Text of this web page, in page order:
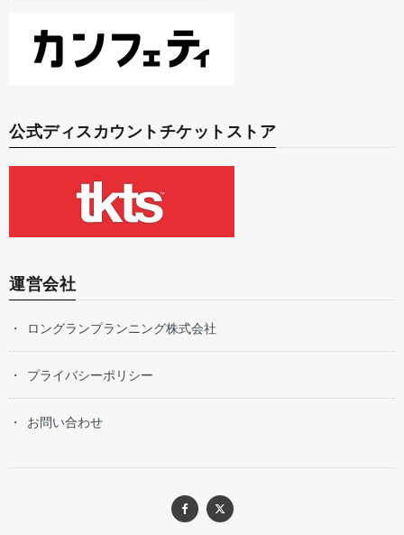
公式ディスカウントチケットストア
運営会社
ロングランプランニング株式会社
プライバシーポリシー
お問い合わせ